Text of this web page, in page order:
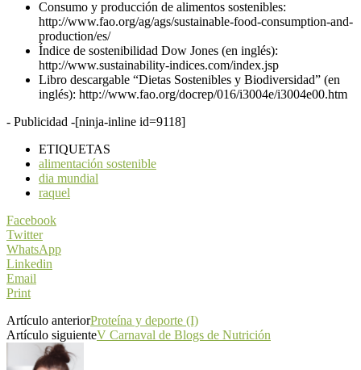
Consumo y producción de alimentos sostenibles:
http://www.fao.org/ag/ags/sustainable-food-consumption-and-
production/es/
Índice de sostenibilidad Dow Jones (en inglés):
http://www.sustainability-indices.com/index.jsp
Libro descargable “Dietas Sostenibles y Biodiversidad” (en
inglés): http://www.fao.org/docrep/016/i3004e/i3004e00.htm
- Publicidad -[ninja-inline id=9118]
ETIQUETAS
alimentación sostenible
dia mundial
raquel
Facebook
Twitter
WhatsApp
Linkedin
Email
Print
Artículo anteriorProteína y deporte (I)
Artículo siguienteV Carnaval de Blogs de Nutrición